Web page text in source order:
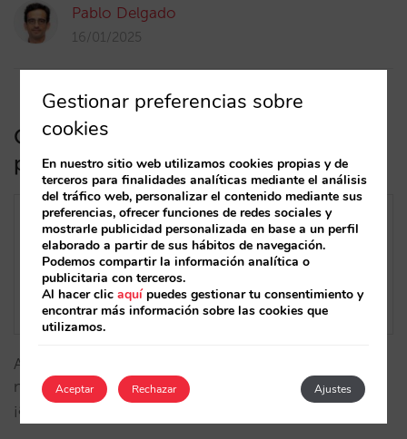
Pablo Delgado
16/01/2025
Qué hemos hecho este 2024 que
puede mejorar tu día a día
Acompáñanos en este recorrido por todas las
novedades y mejoras que han marcado este 2024 y
¡asegúrate de sacarles el máximo partido!…
Gestionar preferencias sobre
cookies
En nuestro sitio web utilizamos cookies propias y de
terceros para finalidades analíticas mediante el análisis
del tráfico web, personalizar el contenido mediante sus
preferencias, ofrecer funciones de redes sociales y
mostrarle publicidad personalizada en base a un perfil
elaborado a partir de sus hábitos de navegación.
Podemos compartir la información analítica o
publicitaria con terceros.
Al hacer clicaquípuedes gestionar tu consentimiento y
encontrar más información sobre las cookies que
utilizamos.
Aceptar Ajustes
Rechazar